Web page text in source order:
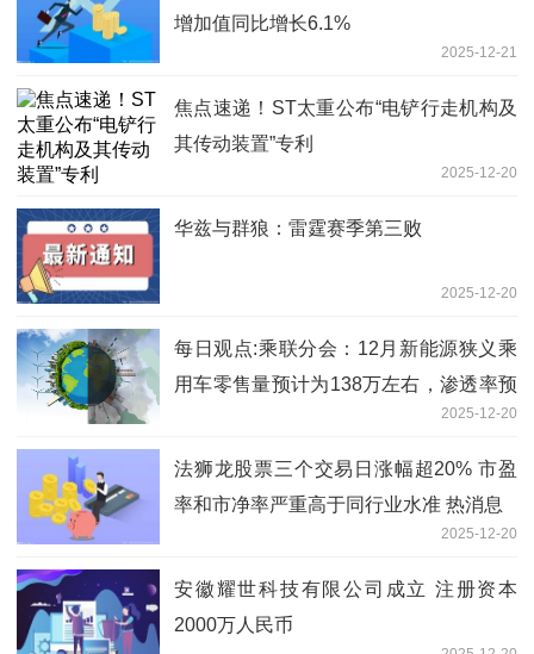
增加值同比增长6.1%
2025-12-21
焦点速递！ST太重公布“电铲行走机构及
其传动装置”专利
2025-12-20
华兹与群狼：雷霆赛季第三败
2025-12-20
每日观点:乘联分会：12月新能源狭义乘
用车零售量预计为138万左右，渗透率预
2025-12-20
法狮龙股票三个交易日涨幅超20% 市盈
率和市净率严重高于同行业水准 热消息
2025-12-20
安徽耀世科技有限公司成立 注册资本
2000万人民币